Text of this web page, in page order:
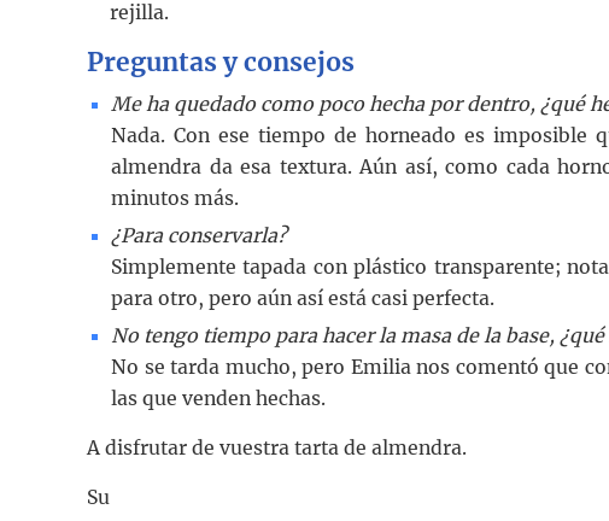
rejilla.
Preguntas y consejos
Me ha quedado como poco hecha por dentro, ¿qué
Nada. Con ese tiempo de horneado es imposible
almendra da esa textura. Aún así, como cada
minutos más.
¿Para conservarla?
Simplemente tapada con plástico transparente;
para otro, pero aún así está casi perfecta.
No tengo tiempo para hacer la masa de la base, ¿qué
No se tarda mucho, pero Emilia nos comentó que
las que venden hechas.
A disfrutar de vuestra tarta de almendra.
Su